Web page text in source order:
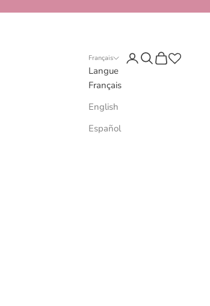
Français
Langue
Français
English
Español
Connexion
Recherche
Panier